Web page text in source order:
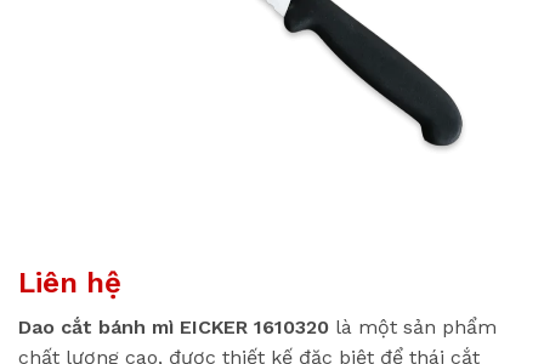
Liên hệ
Dao cắt bánh mì EICKER 1610320 là một sản phẩm
chất lượng cao, được thiết kế đặc biệt để thái cắt